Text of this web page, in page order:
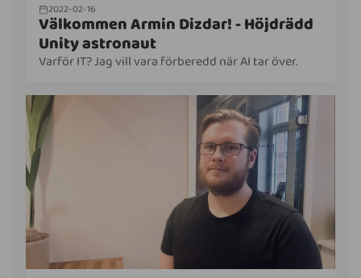
2022-02-16
Välkommen Armin Dizdar! - Höjdrädd
Unity astronaut
Varför IT? Jag vill vara förberedd när AI tar över.